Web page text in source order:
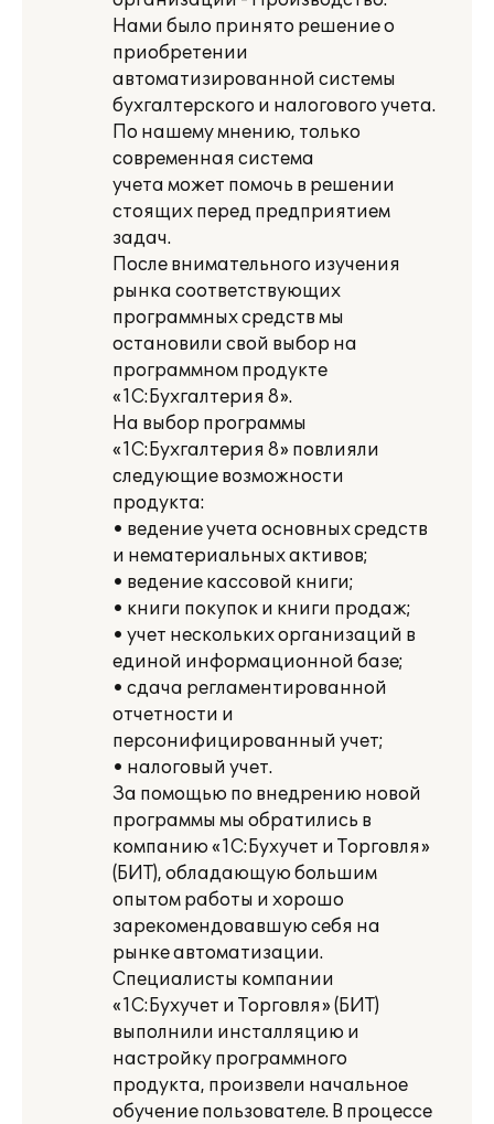
Нами было принято решение о
приобретении
автоматизированной системы
бухгалтерского и налогового учета.
По нашему мнению, только
современная система
учета может помочь в решении
стоящих перед предприятием
задач.
После внимательного изучения
рынка соответствующих
программных средств мы
остановили свой выбор на
программном продукте
«1С:Бухгалтерия 8».
На выбор программы
«1С:Бухгалтерия 8» повлияли
следующие возможности
продукта:
• ведение учета основных средств
и нематериальных активов;
• ведение кассовой книги;
• книги покупок и книги продаж;
• учет нескольких организаций в
единой информационной базе;
• сдача регламентированной
отчетности и
персонифицированный учет;
• налоговый учет.
За помощью по внедрению новой
программы мы обратились в
компанию «1С:Бухучет и Торговля»
(БИТ), обладающую большим
опытом работы и хорошо
зарекомендовавшую себя на
рынке автоматизации.
Специалисты компании
«1С:Бухучет и Торговля» (БИТ)
выполнили инсталляцию и
настройку программного
продукта, произвели начальное
обучение пользователе. В процессе